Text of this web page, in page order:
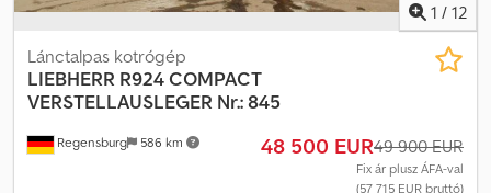
1 / 12
Regensburg 586 km
Lánctalpas kotrógép
LIEBHERR R924 COMPACT
VERSTELLAUSLEGER Nr.: 845
48 500 EUR49 900 EUR
Fix ár plusz ÁFA-val
(57 715 EUR bruttó)